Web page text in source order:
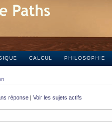
CALCUL PHILOSOPHIE
réponse | Voir les sujets actifs